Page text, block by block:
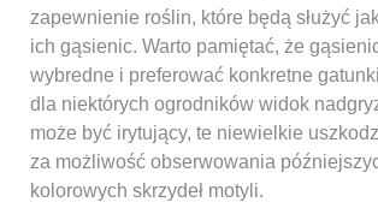
zapewnienie roślin, które będą służyć
ich gąsienic. Warto pamiętać, że
wybredne i preferować konkretne
dla niektórych ogrodników widok
może być irytujący, te niewielkie
za możliwość obserwowania
kolorowych skrzydeł motyli.